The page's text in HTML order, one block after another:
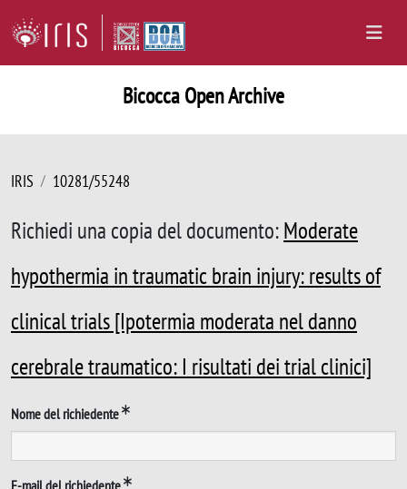
Bicocca Open Archive
IRIS 10281/55248
Richiedi una copia del documento:Moderate
hypothermia in traumatic brain injury: results of
clinical trials [Ipotermia moderata nel danno
cerebrale traumatico: I risultati dei trial clinici]
Nome del richiedente
E-mail del richiedente